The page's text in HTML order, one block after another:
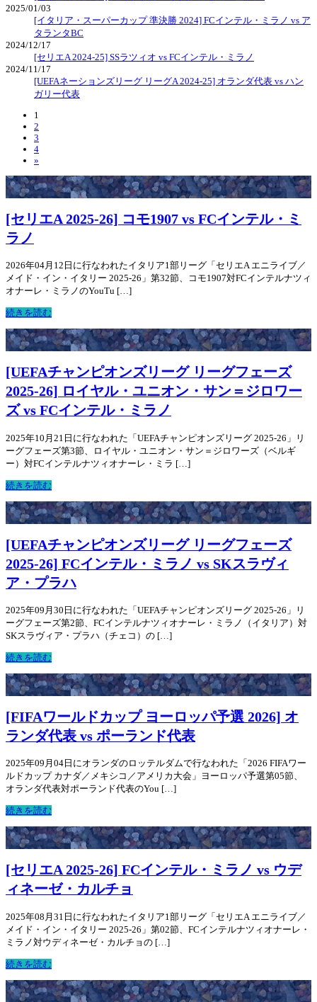
2025/01/03
[イタリア・スーパーカップ 準決勝 2024] FCインテル・ミラノ vs ア
タランタBC
2024/12/17
[セリエA 2024-25] SSラツィオ vs FCインテル・ミラノ
2024/11/17
[UEFAネーションズリーグ リーグA 2024-25] オランダ代表 vs ハン
ガリー代表
1
2
3
4
»
[セリエA 2025-26] コモ1907 vs FCインテル・ミ
ラノ
2026年04月12日に行なわれたイタリア1部リーグ「セリエA エニライブ／
メイド・イン・イタリー 2025-26」第32節、コモ1907対FCインテルナツィ
オナーレ・ミラノのYouTu […]
続きを読む
[UEFAチャンピオンズリーグ リーグフェーズ
2025-26] ロイヤル・ユニオン・サン＝ジロワー
ズ vs FCインテル・ミラノ
2025年10月21日に行なわれた「UEFAチャンピオンズリーグ 2025-26」リ
ーグフェーズ第3節、ロイヤル・ユニオン・サン＝ジロワーズ（ベルギ
ー）対FCインテルナツィオナーレ・ミラ […]
続きを読む
[UEFAチャンピオンズリーグ リーグフェーズ
2025-26] FCインテル・ミラノ vs SKスラヴィ
ア・プラハ
2025年09月30日に行なわれた「UEFAチャンピオンズリーグ 2025-26」リ
ーグフェーズ第2節、FCインテルナツィオナーレ・ミラノ（イタリア）対
SKスラヴィア・プラハ（チェコ）の […]
続きを読む
[FIFAワールドカップ ヨーロッパ予選 2026] オ
ランダ代表 vs ポーランド代表
2025年09月04日にオランダのロッテルダムで行なわれた「2026 FIFAワー
ルドカップ カナダ／メキシコ／アメリカ大会」ヨーロッパ予選第05節、
オランダ代表対ポーランド代表のYou […]
続きを読む
[セリエA 2025-26] FCインテル・ミラノ vs ウデ
ィネーゼ・カルチョ
2025年08月31日に行なわれたイタリア1部リーグ「セリエA エニライブ／
メイド・イン・イタリー 2025-26」第02節、FCインテルナツィオナーレ・
ミラノ対ウディネーゼ・カルチョの […]
続きを読む